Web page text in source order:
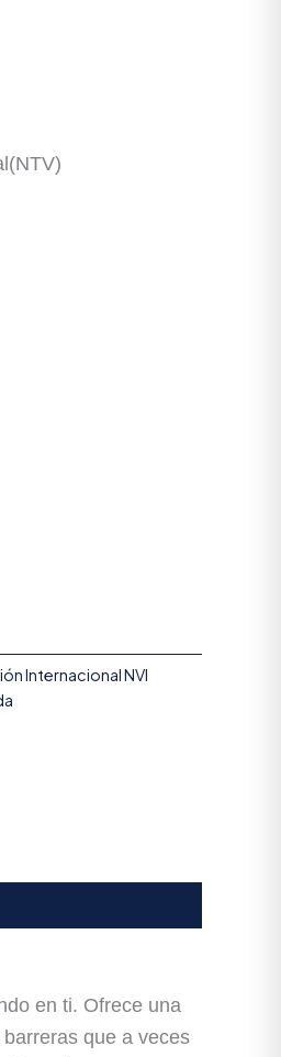
Internacional NVI
en ti. Ofrece una
que a veces